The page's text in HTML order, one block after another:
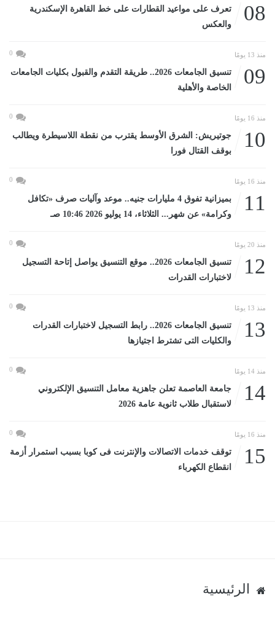
08
تعرف على مواعيد القطارات على خط القاهرة الإسكندرية
والعكس
منذ 13 يومًا 0
09
تنسيق الجامعات 2026.. طريقة التقدم والقبول بكليات الجامعات
الخاصة والأهلية
منذ 16 يومًا 0
10
جوتيريش: الشرق الأوسط يقترب من نقطة اللاسيطرة ويطالب
بوقف القتال فورا
منذ 16 يومًا 0
11
بميزانية تفوق 4 مليارات جنيه.. موعد وآليات صرف «تكافل
وكرامة» عن شهر... الثلاثاء، 14 يوليو 2026 10:46 صـ
منذ 20 يومًا 0
12
تنسيق الجامعات 2026.. موقع التنسيق يواصل إتاحة التسجيل
لاختبارات القدرات
منذ 13 يومًا 0
13
تنسيق الجامعات 2026.. رابط التسجيل لاختبارات القدرات
والكليات التى تشترط اجتيازها
منذ 14 يومًا 0
14
جامعة العاصمة تعلن جاهزية معامل التنسيق الإلكتروني
لاستقبال طلاب ثانوية عامة 2026
منذ 16 يومًا 0
15
توقف خدمات الاتصالات والإنترنت فى كوبا بسبب استمرار أزمة
انقطاع الكهرباء
الرئيسية